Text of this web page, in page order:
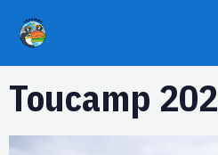
Toucamp